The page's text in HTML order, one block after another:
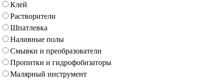
Клей
Растворители
Шпатлевка
Наливные полы
Смывки и преобразователи
Пропитки и гидрофобизаторы
Малярный инструмент